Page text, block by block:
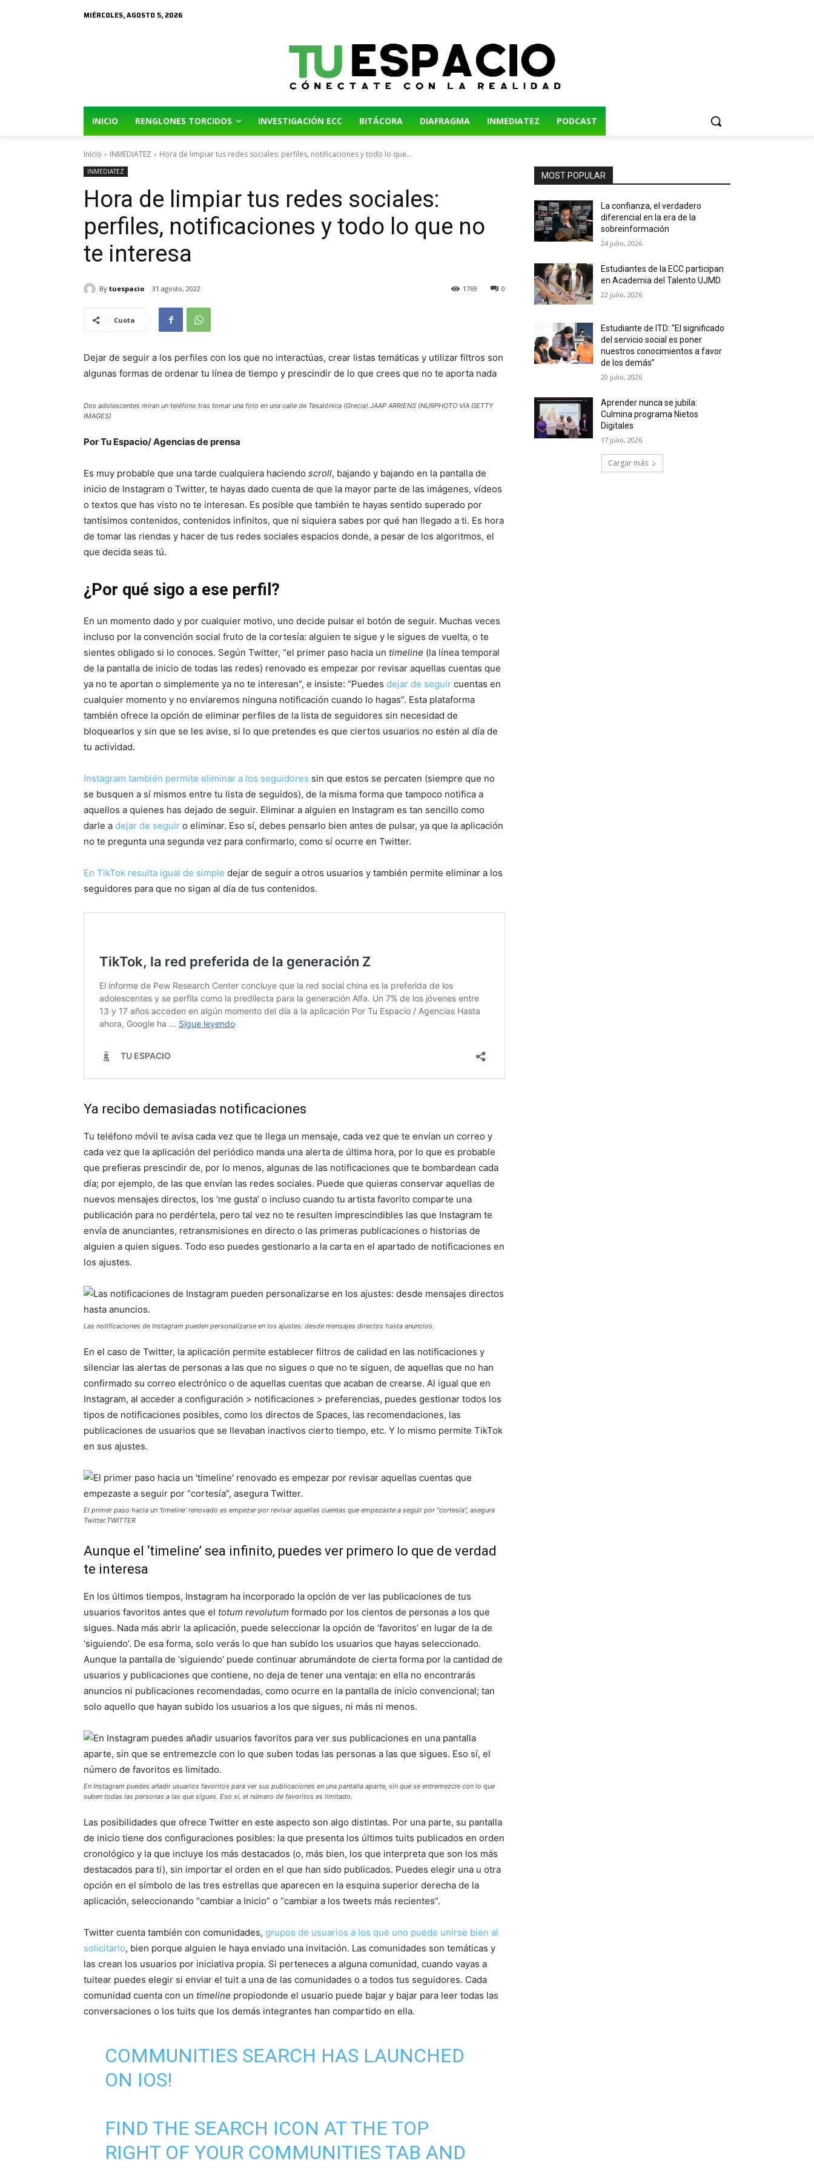
MIÉRCOLES, AGOSTO 5, 2026
INICIO RENGLONES TORCIDOS INVESTIGACIÓN ECC BITÁCORA DIAFRAGMA INMEDIATEZ PODCAST
Inicio INMEDIATEZ Hora de limpiar tus redes sociales: perfiles, notificaciones y todo lo que...
INMEDIATEZ
Hora de limpiar tus redes sociales:
perfiles, notificaciones y todo lo que no
te interesa
By tuespacio 31 agosto, 2022 0
1769
Cuota
Dejar de seguir a los perfiles con los que no interactúas, crear listas temáticas y utilizar filtros son
algunas formas de ordenar tu línea de tiempo y prescindir de lo que crees que no te aporta nada
Dos adolescentes miran un teléfono tras tomar una foto en una calle de Tesalónica (Grecia).JAAP ARRIENS (NURPHOTO VIA GETTY
IMAGES)
Por Tu Espacio/ Agencias de prensa
Es muy probable que una tarde cualquiera haciendo scroll, bajando y bajando en la pantalla de
inicio de Instagram o Twitter, te hayas dado cuenta de que la mayor parte de las imágenes, vídeos
o textos que has visto no te interesan. Es posible que también te hayas sentido superado por
tantísimos contenidos, contenidos infinitos, que ni siquiera sabes por qué han llegado a ti. Es hora
de tomar las riendas y hacer de tus redes sociales espacios donde, a pesar de los algoritmos, el
que decida seas tú.
¿Por qué sigo a ese perfil?
En un momento dado y por cualquier motivo, uno decide pulsar el botón de seguir. Muchas veces
incluso por la convención social fruto de la cortesía: alguien te sigue y le sigues de vuelta, o te
sientes obligado si lo conoces. Según Twitter, “el primer paso hacia un timeline (la línea temporal
de la pantalla de inicio de todas las redes) renovado es empezar por revisar aquellas cuentas que
ya no te aportan o simplemente ya no te interesan”, e insiste: “Puedes dejar de seguir cuentas en
cualquier momento y no enviaremos ninguna notificación cuando lo hagas”. Esta plataforma
también ofrece la opción de eliminar perfiles de la lista de seguidores sin necesidad de
bloquearlos y sin que se les avise, si lo que pretendes es que ciertos usuarios no estén al día de
tu actividad.
Instagram también permite eliminar a los seguidores sin que estos se percaten (siempre que no
se busquen a sí mismos entre tu lista de seguidos), de la misma forma que tampoco notifica a
aquellos a quienes has dejado de seguir. Eliminar a alguien en Instagram es tan sencillo como
darle a dejar de seguir o eliminar. Eso sí, debes pensarlo bien antes de pulsar, ya que la aplicación
no te pregunta una segunda vez para confirmarlo, como sí ocurre en Twitter.
En TikTok resulta igual de simple dejar de seguir a otros usuarios y también permite eliminar a los
seguidores para que no sigan al día de tus contenidos.
Ya recibo demasiadas notificaciones
Tu teléfono móvil te avisa cada vez que te llega un mensaje, cada vez que te envían un correo y
cada vez que la aplicación del periódico manda una alerta de última hora, por lo que es probable
que prefieras prescindir de, por lo menos, algunas de las notificaciones que te bombardean cada
día; por ejemplo, de las que envían las redes sociales. Puede que quieras conservar aquellas de
nuevos mensajes directos, los ‘me gusta’ o incluso cuando tu artista favorito comparte una
publicación para no perdértela, pero tal vez no te resulten imprescindibles las que Instagram te
envía de anunciantes, retransmisiones en directo o las primeras publicaciones o historias de
alguien a quien sigues. Todo eso puedes gestionarlo a la carta en el apartado de notificaciones en
los ajustes.
Las notificaciones de Instagram pueden personalizarse en los ajustes: desde mensajes directos hasta anuncios.
En el caso de Twitter, la aplicación permite establecer filtros de calidad en las notificaciones y
silenciar las alertas de personas a las que no sigues o que no te siguen, de aquellas que no han
confirmado su correo electrónico o de aquellas cuentas que acaban de crearse. Al igual que en
Instagram, al acceder a configuración > notificaciones > preferencias, puedes gestionar todos los
tipos de notificaciones posibles, como los directos de Spaces, las recomendaciones, las
publicaciones de usuarios que se llevaban inactivos cierto tiempo, etc. Y lo mismo permite TikTok
en sus ajustes.
El primer paso hacia un ‘timeline’ renovado es empezar por revisar aquellas cuentas que empezaste a seguir por “cortesía”, asegura
Twitter.TWITTER
Aunque el ‘timeline’ sea infinito, puedes ver primero lo que de verdad
te interesa
En los últimos tiempos, Instagram ha incorporado la opción de ver las publicaciones de tus
usuarios favoritos antes que el totum revolutum formado por los cientos de personas a los que
sigues. Nada más abrir la aplicación, puede seleccionar la opción de ‘favoritos’ en lugar de la de
‘siguiendo’. De esa forma, solo verás lo que han subido los usuarios que hayas seleccionado.
Aunque la pantalla de ‘siguiendo’ puede continuar abrumándote de cierta forma por la cantidad de
usuarios y publicaciones que contiene, no deja de tener una ventaja: en ella no encontrarás
anuncios ni publicaciones recomendadas, como ocurre en la pantalla de inicio convencional; tan
solo aquello que hayan subido los usuarios a los que sigues, ni más ni menos.
En Instagram puedes añadir usuarios favoritos para ver sus publicaciones en una pantalla aparte, sin que se entremezcle con lo que
suben todas las personas a las que sigues. Eso sí, el número de favoritos es limitado.
Las posibilidades que ofrece Twitter en este aspecto son algo distintas. Por una parte, su pantalla
de inicio tiene dos configuraciones posibles: la que presenta los últimos tuits publicados en orden
cronológico y la que incluye los más destacados (o, más bien, los que interpreta que son los más
destacados para ti), sin importar el orden en el que han sido publicados. Puedes elegir una u otra
opción en el símbolo de las tres estrellas que aparecen en la esquina superior derecha de la
aplicación, seleccionando “cambiar a Inicio” o “cambiar a los tweets más recientes”.
Twitter cuenta también con comunidades, grupos de usuarios a los que uno puede unirse bien al
solicitarlo, bien porque alguien le haya enviado una invitación. Las comunidades son temáticas y
las crean los usuarios por iniciativa propia. Si perteneces a alguna comunidad, cuando vayas a
tuitear puedes elegir si enviar el tuit a una de las comunidades o a todos tus seguidores. Cada
comunidad cuenta con un timeline propiodonde el usuario puede bajar y bajar para leer todas las
conversaciones o los tuits que los demás integrantes han compartido en ella.
COMMUNITIES SEARCH HAS LAUNCHED
ON IOS!
FIND THE SEARCH ICON AT THE TOP
RIGHT OF YOUR COMMUNITIES TAB AND
MOST POPULAR
La confianza, el verdadero
diferencial en la era de la
sobreinformación
24 julio, 2026
Estudiantes de la ECC participan
en Academia del Talento UJMD
22 julio, 2026
Estudiante de ITD: “El significado
del servicio social es poner
nuestros conocimientos a favor
de los demás”
20 julio, 2026
Aprender nunca se jubila:
Culmina programa Nietos
Digitales
17 julio, 2026
Cargar más